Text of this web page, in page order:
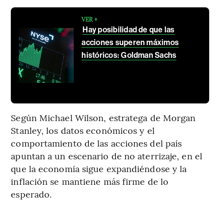
VER +
Hay posibilidad de que las
acciones superen máximos
históricos: Goldman Sachs
Según Michael Wilson, estratega de Morgan
Stanley, los datos económicos y el
comportamiento de las acciones del país
apuntan a un escenario de no aterrizaje, en el
que la economía sigue expandiéndose y la
inflación se mantiene más firme de lo
esperado.